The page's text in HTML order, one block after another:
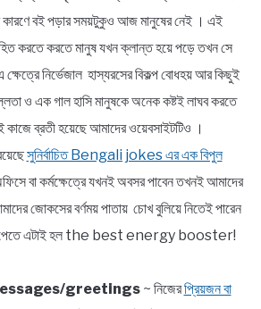
বই পড়ার সময়টুকুও আজ মানুষের নেই । এই
করতে করতে মানুষ যখন ক্লান্ত হয়ে পড়ে তখন সে
নির্ভেজাল হাস্যরসের বিকল্প বোধহয় আর কিছুই
ও এক গাল হাসি মানুষকে অনেক কষ্টই লাঘব করতে
ব্রতী হয়েছে আমাদের ওয়েবসাইটটিও ।
সুনির্বাচিত Bengali jokes এর এক বিপুল
বা কর্মক্ষেত্রে যখনই অবসর পাবেন তখনই আমাদের
জোকসের বর্ণময় পাতায় চোখ বুলিয়ে নিতেই পারেন
পেতে এটাই হল the best energy booster!
greetings~ নিজেরপ্রিয়জন বা